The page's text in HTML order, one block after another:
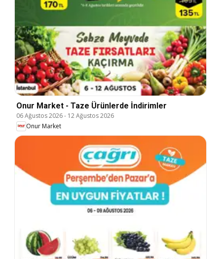
Onur Market - Taze Ürünlerde İndirimler
06 Ağustos 2026- 12 Ağustos 2026
Onur Market